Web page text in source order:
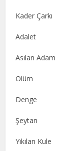
Kader Çarkı
Adalet
Asılan Adam
Ölüm
Denge
Şeytan
Yıkılan Kule